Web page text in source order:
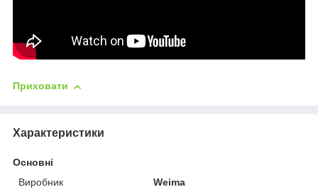
Приховати
Характеристики
Основні
Виробник
Weima